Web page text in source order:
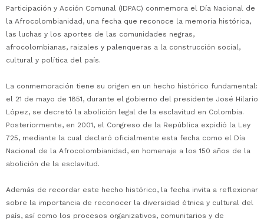
Participación y Acción Comunal (IDPAC) conmemora el Día Nacional de
la Afrocolombianidad, una fecha que reconoce la memoria histórica,
las luchas y los aportes de las comunidades negras,
afrocolombianas, raizales y palenqueras a la construcción social,
cultural y política del país.
La conmemoración tiene su origen en un hecho histórico fundamental:
el 21 de mayo de 1851, durante el gobierno del presidente José Hilario
López, se decretó la abolición legal de la esclavitud en Colombia.
Posteriormente, en 2001, el Congreso de la República expidió la Ley
725, mediante la cual declaró oficialmente esta fecha como el Día
Nacional de la Afrocolombianidad, en homenaje a los 150 años de la
abolición de la esclavitud.
Además de recordar este hecho histórico, la fecha invita a reflexionar
sobre la importancia de reconocer la diversidad étnica y cultural del
país, así como los procesos organizativos, comunitarios y de